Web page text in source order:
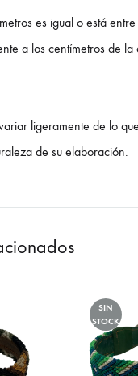
es igual o está
a los centímetros de la
ligeramente de lo
de su elaboración.
SIN
STOCK